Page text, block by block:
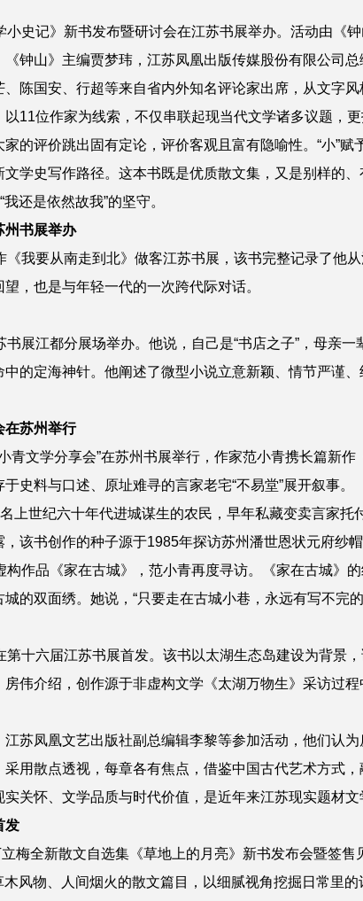
史记》新书发布暨研讨会在江苏书展举办。活动由《
钟山》主编贾梦玮，江苏凤凰出版传媒股份有限公司总
陈国安、行超等来自省内外知名评论家出席，从文字
11位作家为线索，不仅串联起现当代文学诸多议题，
的评价跳出固有定论，评价客观且富有隐喻性。“小”赋
学史写作路径。这本书既是优质散文集，又是别样的
还是依然故我”的坚守。
州书展举办
《我要从南走到北》 做客江苏书展 ， 该书完整记录了他
，也是与年轻一代的一次跨代际对话。
书展江都分展场举办。 他说， 自己是“书店之子”，母亲
中的定海神针。 他阐述了微型小说立意新颖、情节严谨
苏州举行
文学分享会”在苏州书展举行，作家范小青携长篇新作
史料与口述、原址难寻的言家老宅“不易堂”展开叙事。
上世纪六十年代进城谋生的农民，早年私藏变卖言家
该书创作的种子源于1985年探访苏州潘世恩状元府纱
作品《家在古城》，范小青再度寻访。《家在古城》
的双面绣。她说，“只要走在古城小巷，永远有写不完
十六届江苏书展首发。该书以太湖生态岛建设为背景
伟介绍，创作源于非虚构文学《太湖万物生》采访过
江苏凤凰文艺出版社副总编辑李黎等参加活动，他们认为
用散点透视，每章各有焦点，借鉴中国古代艺术方式
关怀、文学品质与时代价值，是近年来江苏现实题材文
发
梅全新散文自选集《草地上的月亮》新书发布会暨签售
木风物、人间烟火的散文篇目，以细腻视角挖掘日常里